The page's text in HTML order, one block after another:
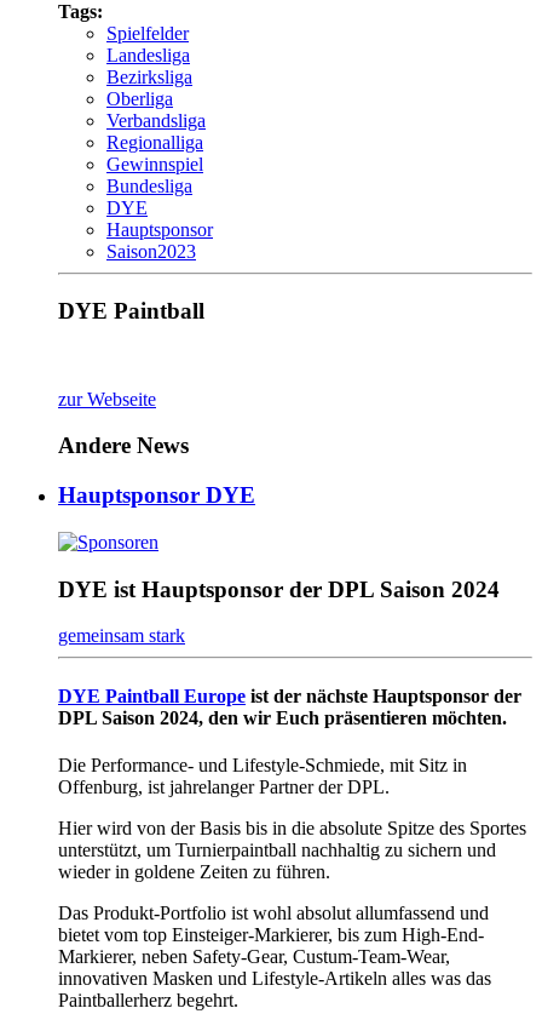
Tags:
Spielfelder
Landesliga
Bezirksliga
Oberliga
Verbandsliga
Regionalliga
Gewinnspiel
Bundesliga
DYE
Hauptsponsor
Saison2023
DYE Paintball
zur Webseite
Andere News
Hauptsponsor DYE
DYE ist Hauptsponsor der DPL Saison 2024
gemeinsam stark
DYE Paintball Europe ist der nächste Hauptsponsor der
DPL Saison 2024, den wir Euch präsentieren möchten.
Die Performance- und Lifestyle-Schmiede, mit Sitz in
Offenburg, ist jahrelanger Partner der DPL.
Hier wird von der Basis bis in die absolute Spitze des Sportes
unterstützt, um Turnierpaintball nachhaltig zu sichern und
wieder in goldene Zeiten zu führen.
Das Produkt-Portfolio ist wohl absolut allumfassend und
bietet vom top Einsteiger-Markierer, bis zum High-End-
Markierer, neben Safety-Gear, Custum-Team-Wear,
innovativen Masken und Lifestyle-Artikeln alles was das
Paintballerherz begehrt.